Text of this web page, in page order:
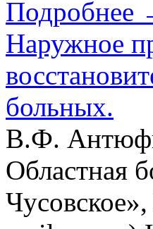
Подробнее
Наружное
больных.
В.Ф.
Областная